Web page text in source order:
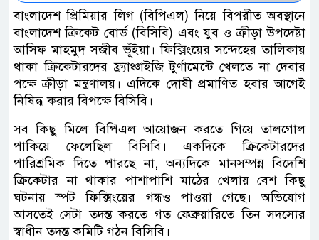
বাংলাদেশ প্রিমিয়ার লিগ (বিপিএল) নিয়ে বিপরীত অবস্থানে
বাংলাদেশ ক্রিকেট বোর্ড (বিসিবি) এবং যুব ও ক্রীড়া উপদেষ্টা
আসিফ মাহমুদ সজীব ভূঁইয়া। ফিক্সিংয়ের সন্দেহের তালিকায়
থাকা ক্রিকেটারদের ফ্র্যাঞ্চাইজি টুর্ণামেন্টে খেলতে না দেবার
পক্ষে ক্রীড়া মন্ত্রণালয়। এদিকে দোষী প্রমাণিত হবার আগেই
নিষিদ্ধ করার বিপক্ষে বিসিবি।
সব কিছু মিলে বিপিএল আয়োজন করতে গিয়ে তালগোল
পাকিয়ে ফেলেছিল বিসিবি। একদিকে ক্রিকেটারদের
পারিশ্রমিক দিতে পারছে না, অন্যদিকে মানসম্পন্ন বিদেশি
ক্রিকেটার না থাকার পাশাপাশি মাঠের খেলায় বেশ কিছু
ঘটনায় স্পট ফিক্সিংয়ের গন্ধও পাওয়া গেছে। অভিযোগ
আসতেই সেটা তদন্ত করতে গত ফেব্রুয়ারিতে তিন সদস্যের
স্বাধীন তদন্ত কমিটি গঠন বিসিবি।